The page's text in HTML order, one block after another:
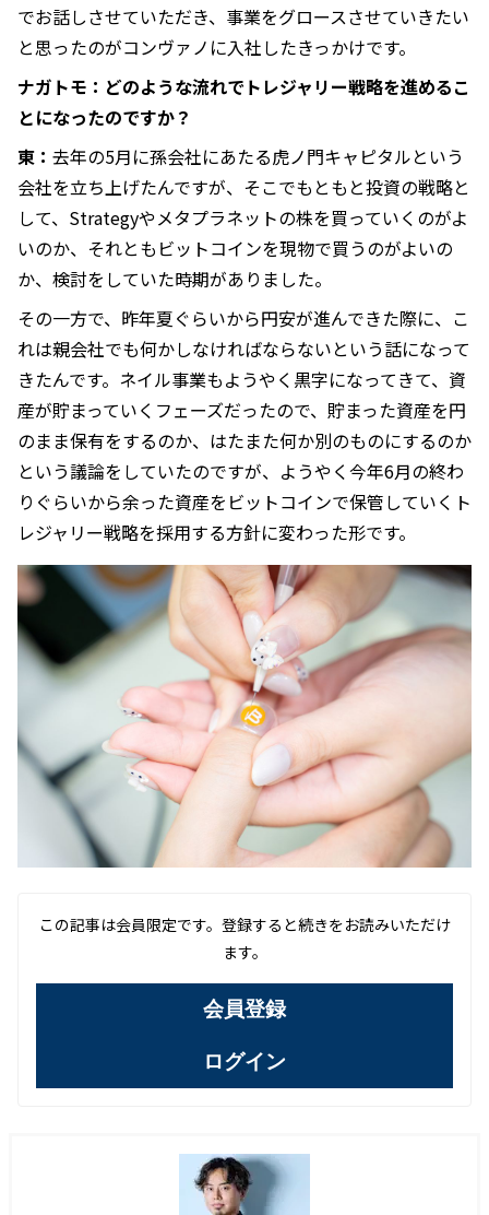
でお話しさせていただき、事業をグロースさせていきたい
と思ったのがコンヴァノに入社したきっかけです。
ナガトモ：どのような流れでトレジャリー戦略を進めるこ
とになったのですか？
東： 去年の5月に孫会社にあたる虎ノ門キャピタルという
会社を立ち上げたんですが、そこでもともと投資の戦略と
して、Strategyやメタプラネットの株を買っていくのがよ
いのか、それともビットコインを現物で買うのがよいの
か、検討をしていた時期がありました。
その一方で、昨年夏ぐらいから円安が進んできた際に、こ
れは親会社でも何かしなければならないという話になって
きたんです。ネイル事業もようやく黒字になってきて、資
産が貯まっていくフェーズだったので、貯まった資産を円
のまま保有をするのか、はたまた何か別のものにするのか
という議論をしていたのですが、ようやく今年6月の終わ
りぐらいから余った資産をビットコインで保管していくト
レジャリー戦略を採用する方針に変わった形です。
この記事は会員限定です。登録すると続きをお読みいただけ
ます。
会員登録
ログイン